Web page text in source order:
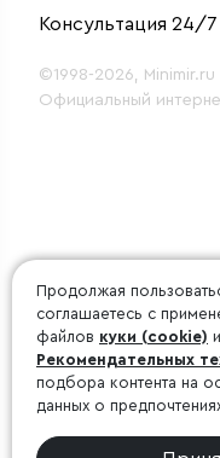
Консультация 24/7
©1998-2026, Minimir.ru
Официальный
Продолжая
соглашаетесь с
файлов куки (cookie) и
Рекомендательных
подбора контента на
данных о